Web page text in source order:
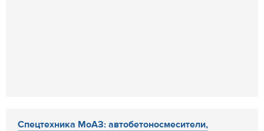
Спецтехника МоАЗ: автобетоносмесители,